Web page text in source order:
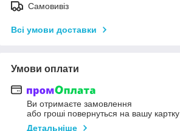
Самовивіз
Всі умови доставки
Умови оплати
Ви отримаєте замовлення
або гроші повернуться на вашу картку
Детальніше